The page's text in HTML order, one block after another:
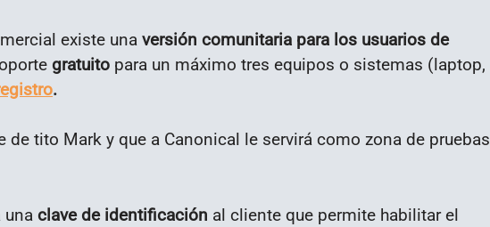
existe una versión comunitaria para los usuarios de
gratuito para un máximo tres equipos o sistemas (laptop,
.
de tito Mark y que a Canonical le servirá como zona de pruebas
una clave de identificación al cliente que permite habilitar el